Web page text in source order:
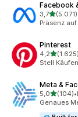
Facebook
3,7von 5(5.071)
5071
Präsenz
Pinterest
4,2von 5(1.625)
1625
Stell
Meta &
5,0von 5
(104)
104 •
Genaues